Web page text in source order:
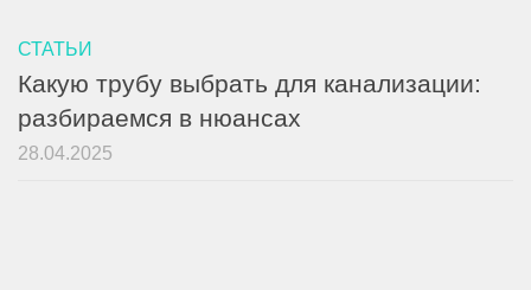
СТАТЬИ
Какую трубу выбрать для канализации:
разбираемся в нюансах
28.04.2025